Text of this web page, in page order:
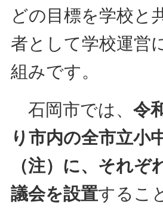
どの目標を学校と
者として学校運営
組みです。
石岡市では、 令
り市内の全市立小
（注）に、それぞ
議会を設置するこ